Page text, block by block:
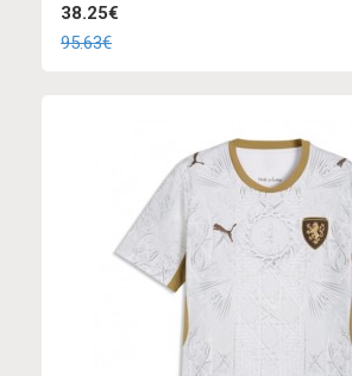
38.25€
95.63€